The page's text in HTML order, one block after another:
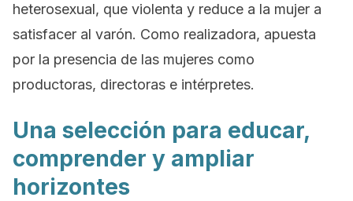
heterosexual, que violenta y reduce a la mujer a
satisfacer al varón. Como realizadora, apuesta
por la presencia de las mujeres como
productoras, directoras e intérpretes.
Una selección para educar,
comprender y ampliar
horizontes